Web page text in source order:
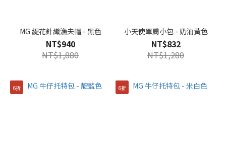
(3)
MG 緹花針織漁夫帽 - 黑色
NT$940
NT$1,880
小天使單肩小包 - 奶油黃色
NT$832
NT$1,280
6折 6折